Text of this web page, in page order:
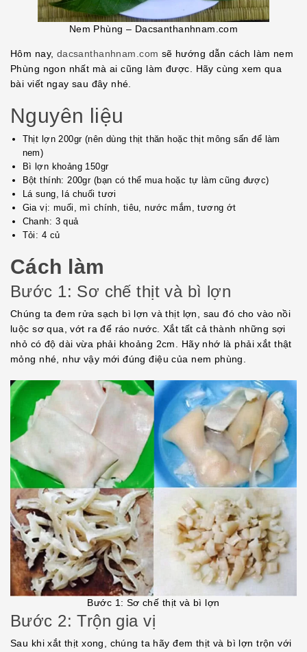
Nem Phùng – Dacsanthanhnam.com
Hôm nay, dacsanthanhnam.com sẽ hướng dẫn cách làm nem
Phùng ngon nhất mà ai cũng làm được. Hãy cùng xem qua
bài viết ngay sau đây nhé.
Nguyên liệu
Thịt lợn 200gr (nên dùng thịt thăn hoặc thịt mông sấn để làm
nem)
Bì lợn khoảng 150gr
Bột thính: 200gr (bạn có thể mua hoặc tự làm cũng được)
Lá sung, lá chuối tươi
Gia vị: muối, mì chính, tiêu, nước mắm, tương ớt
Chanh: 3 quả
Tỏi: 4 củ
Cách làm
Bước 1: Sơ chế thịt và bì lợn
Chúng ta đem rửa sạch bì lợn và thịt lợn, sau đó cho vào nồi
luộc sơ qua, vớt ra để ráo nước. Xắt tất cả thành những sợi
nhỏ có độ dài vừa phải khoảng 2cm. Hãy nhớ là phải xắt thật
mỏng nhé, như vậy mới đúng điệu của nem phùng.
Bước 1: Sơ chế thịt và bì lợn
Bước 2: Trộn gia vị
Sau khi xắt thịt xong, chúng ta hãy đem thịt và bì lợn trộn với